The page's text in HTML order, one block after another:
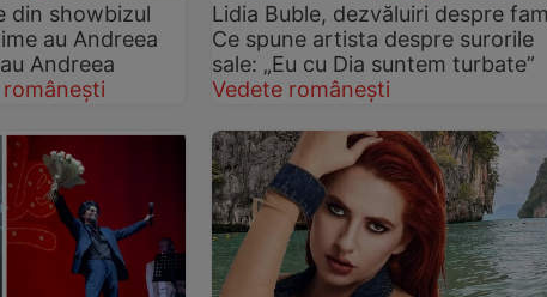
din showbizul
au Andreea
Andreea
Lidia Buble, dezvăluiri despre
Ce spune artista despre surorile
sale: „Eu cu Dia suntem turbate”
Vedete românești